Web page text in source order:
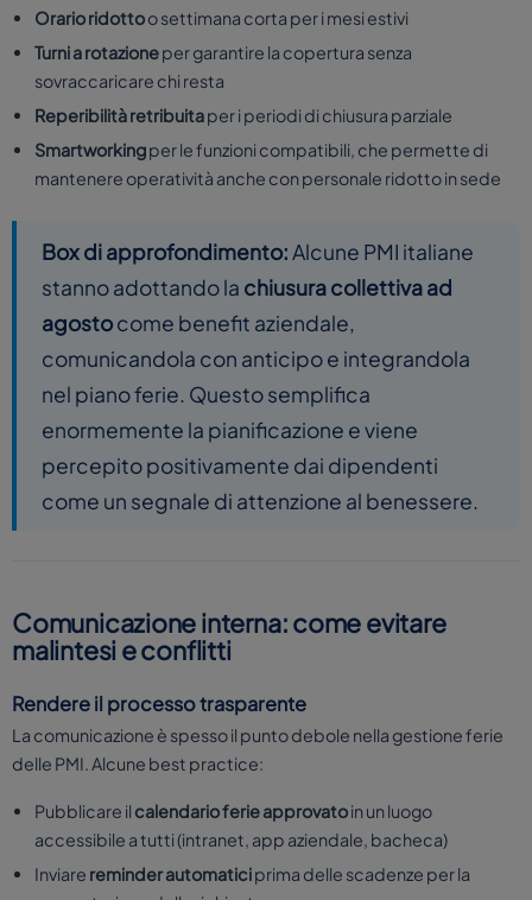
Orario ridottoo settimana corta per i mesi estivi
Turni a rotazioneper garantire la copertura senza
sovraccaricare chi resta
Reperibilità retribuitaper i periodi di chiusura parziale
Smartworkingper le funzioni compatibili, che permette di
mantenere operatività anche con personale ridotto in sede
Box di approfondimento:Alcune PMI italiane
stanno adottando la chiusura collettiva ad
agostocome benefit aziendale,
comunicandola con anticipo e integrandola
nel piano ferie. Questo semplifica
enormemente la pianificazione e viene
percepito positivamente dai dipendenti
come un segnale di attenzione al benessere.
Comunicazione interna: come evitare
malintesi e conflitti
Rendere il processo trasparente
La comunicazione è spesso il punto debole nella gestione ferie
delle PMI. Alcune best practice:
Pubblicare il calendario ferie approvatoin un luogo
accessibile a tutti (intranet, app aziendale, bacheca)
Inviare reminder automaticiprima delle scadenze per la